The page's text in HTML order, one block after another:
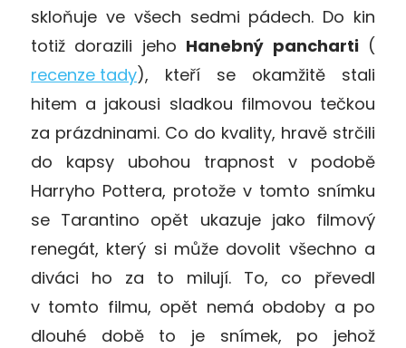
skloňuje ve všech sedmi pádech. Do kin
totiž dorazili jeho Hanebný pancharti(
recenze tady), kteří se okamžitě stali
hitem a jakousi sladkou filmovou tečkou
za prázdninami. Co do kvality, hravě strčili
do kapsy ubohou trapnost v podobě
Harryho Pottera, protože v tomto snímku
se Tarantino opět ukazuje jako filmový
renegát, který si může dovolit všechno a
diváci ho za to milují. To, co převedl
v tomto filmu, opět nemá obdoby a po
dlouhé době to je snímek, po jehož